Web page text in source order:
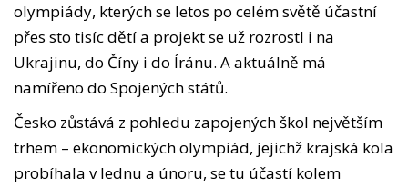
olympiády, kterých se letos po celém světě účastní
přes sto tisíc dětí a projekt se už rozrostl i na
Ukrajinu, do Číny i do Íránu. A aktuálně má
namířeno do Spojených států.
Česko zůstává z pohledu zapojených škol největším
trhem – ekonomických olympiád, jejichž krajská kola
probíhala v lednu a únoru, se tu účastí kolem